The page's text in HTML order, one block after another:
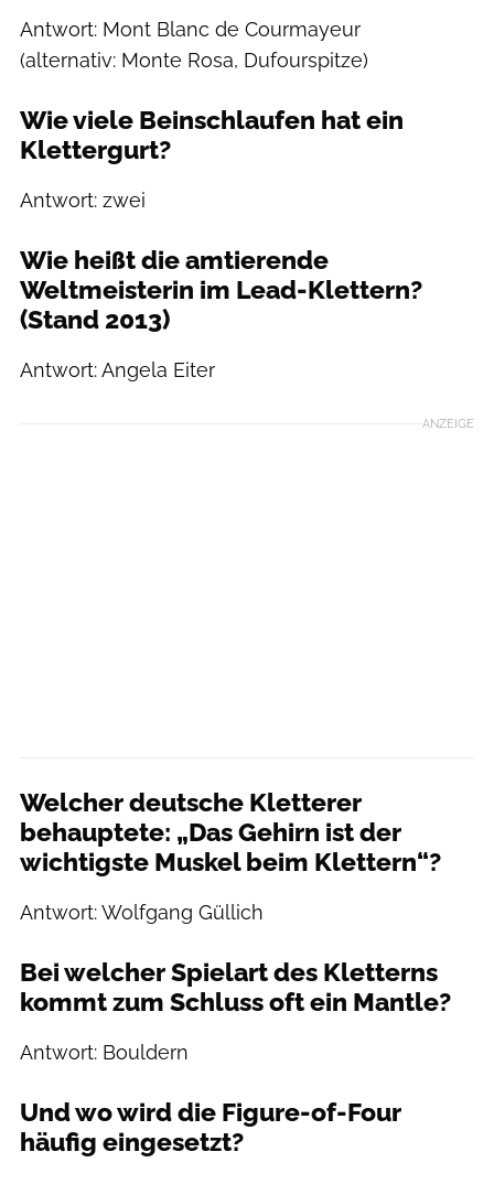
Antwort: Mont Blanc de Courmayeur
(alternativ: Monte Rosa, Dufourspitze)
Wie viele Beinschlaufen hat ein
Klettergurt?
Antwort: zwei
Wie heißt die amtierende
Weltmeisterin im Lead-Klettern?
(Stand 2013)
Antwort: Angela Eiter
ANZEIGE
Welcher deutsche Kletterer
behauptete: „Das Gehirn ist der
wichtigste Muskel beim Klettern“?
Antwort: Wolfgang Güllich
Bei welcher Spielart des Kletterns
kommt zum Schluss oft ein Mantle?
Antwort: Bouldern
Und wo wird die Figure-of-Four
häufig eingesetzt?